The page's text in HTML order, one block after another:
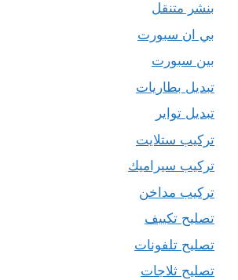
بنشر متنقل
بي ان سبورت
بين سبورت
تبديل بطاريات
تبديل تواير
تركيب ستلايت
تركيب سيراميك
تركيب مداخن
تصليح تكييف
تصليح تلفونات
تصليح ثلاجات